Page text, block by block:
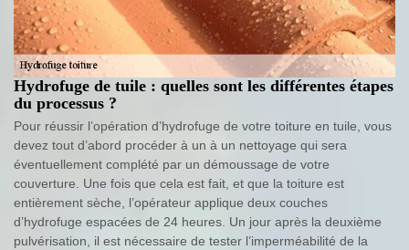
Hydrofuge de tuile : quelles sont les différentes étapes
du processus ?
Pour réussir l’opération d’hydrofuge de votre toiture en tuile, vous
devez tout d’abord procéder à un à un nettoyage qui sera
éventuellement complété par un démoussage de votre
couverture. Une fois que cela est fait, et que la toiture est
entièrement sèche, l’opérateur applique deux couches
d’hydrofuge espacées de 24 heures. Un jour après la deuxième
pulvérisation, il est nécessaire de tester l’imperméabilité de la